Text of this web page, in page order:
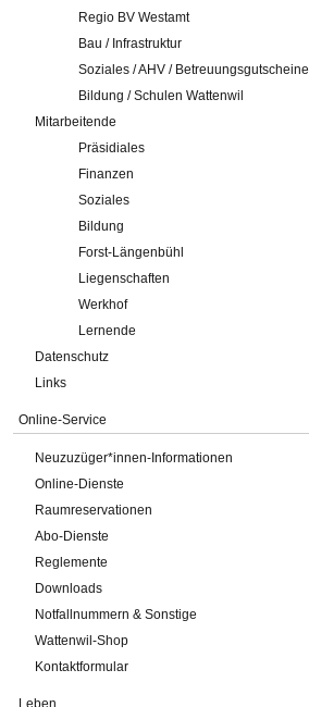
Regio BV Westamt
Bau / Infrastruktur
Soziales / AHV / Betreuungsgutscheine
Bildung / Schulen Wattenwil
Mitarbeitende
Präsidiales
Finanzen
Soziales
Bildung
Forst-Längenbühl
Liegenschaften
Werkhof
Lernende
Datenschutz
Links
Online-Service
Neuzuzüger*innen-Informationen
Online-Dienste
Raumreservationen
Abo-Dienste
Reglemente
Downloads
Notfallnummern & Sonstige
Wattenwil-Shop
Kontaktformular
Leben